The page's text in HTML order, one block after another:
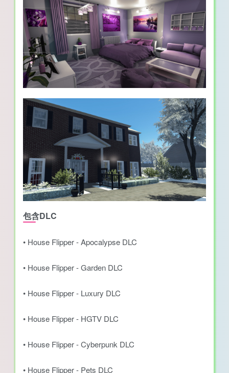
包含DLC
• House Flipper - Apocalypse DLC
• House Flipper - Garden DLC
• House Flipper - Luxury DLC
• House Flipper - HGTV DLC
• House Flipper - Cyberpunk DLC
• House Flipper - Pets DLC